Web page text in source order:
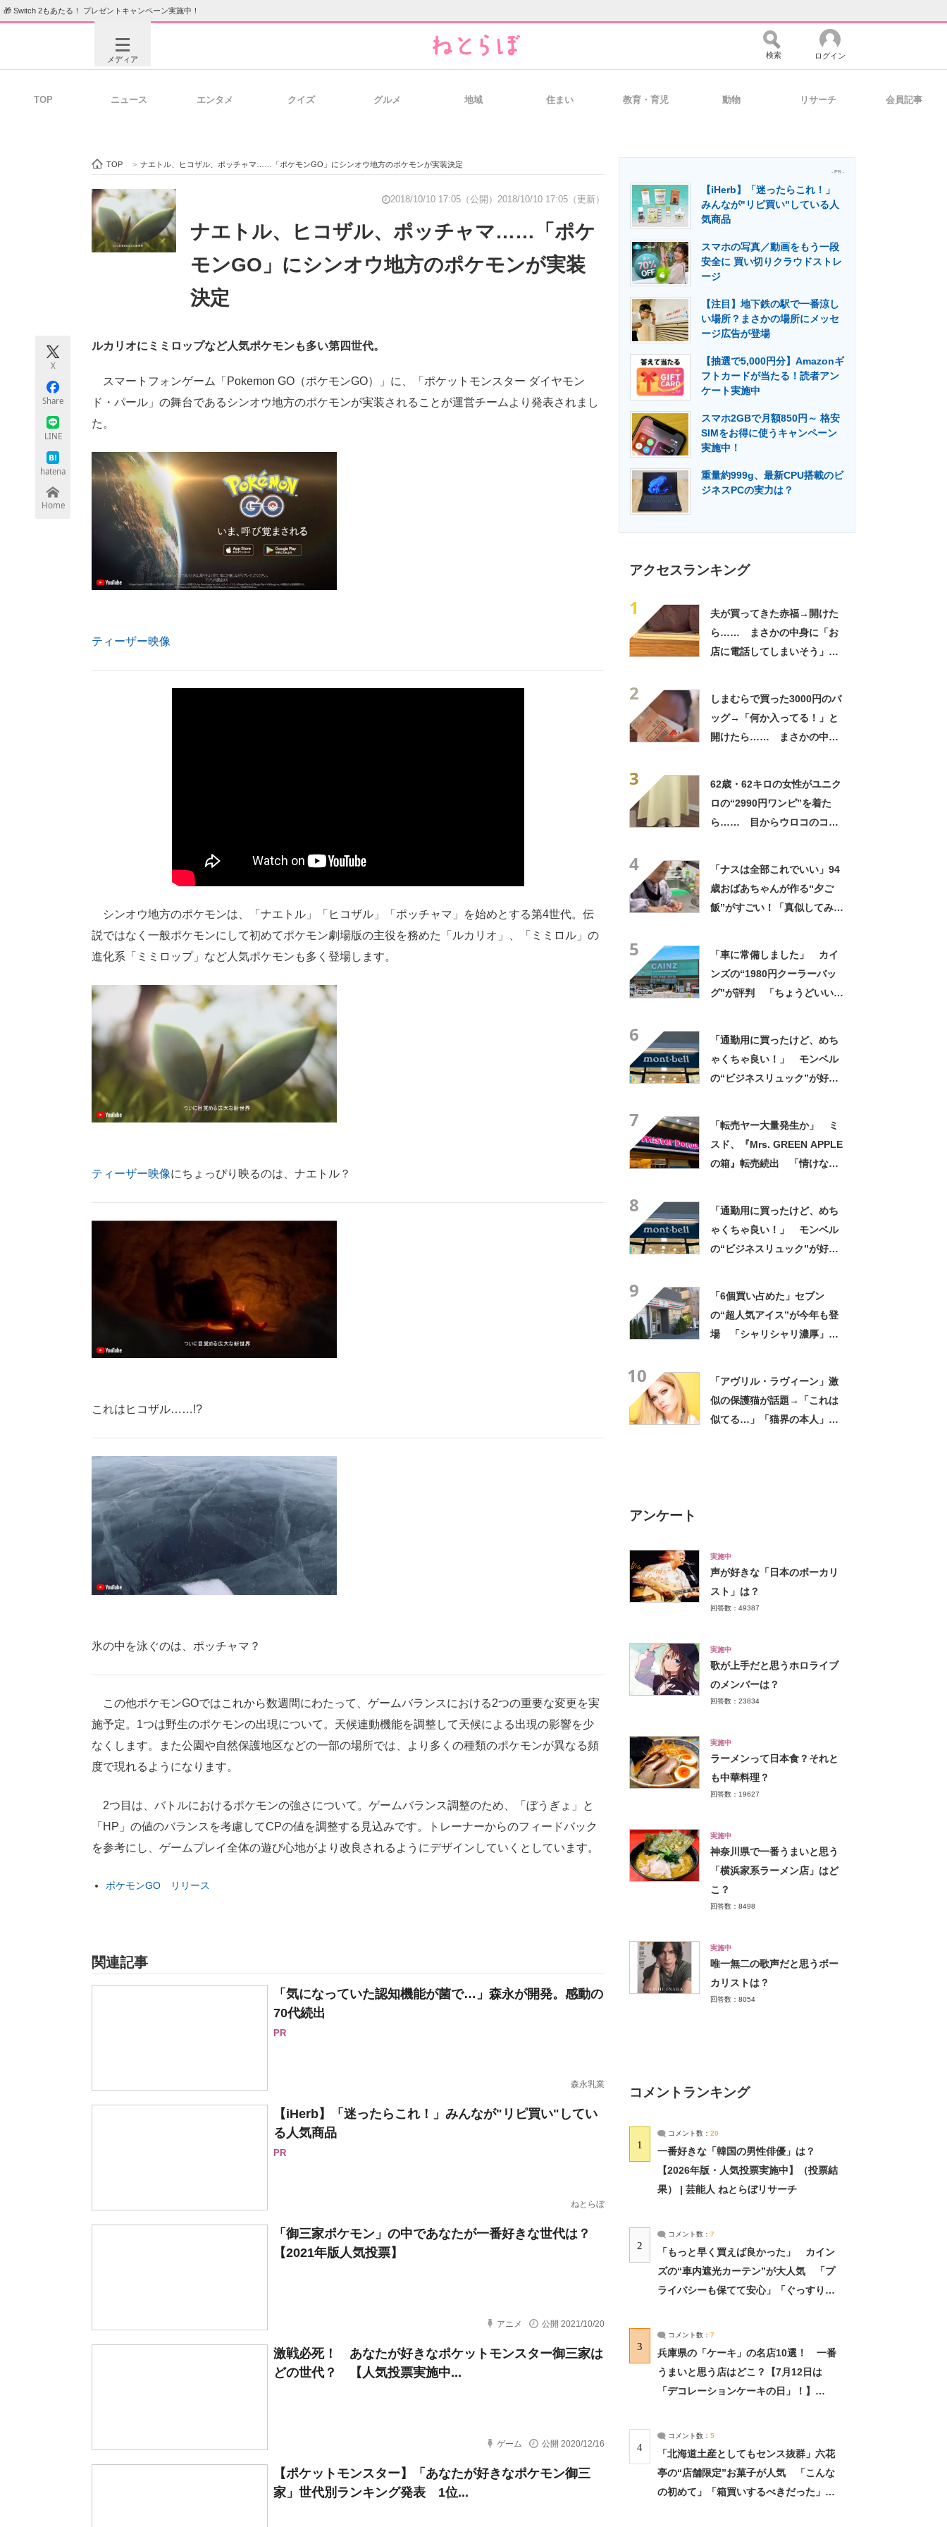
🎁 Switch 2もあたる！ プレゼントキャンペーン実施中！
メディア
ビジネスと働き方のヒント 経営リーダーのコミュニティ マーケ×ITの今がよく分かる
ITエンジニア向け専門サイト 企業向けIT製品の総合サイト IT製品の技術・比較・事例 製造業のIT導入・活用を支援
エネルギーの専門メディア 建設×テクノロジーの最前線
検索 ログイン
TOP ニュース エンタメ クイズ グルメ 地域 住まい 教育・育児 動物 リサーチ 会員記事
TOP > ナエトル、ヒコザル、ポッチャマ……「ポケモンGO」にシンオウ地方のポケモンが実装決定
2018/10/10 17:05（公開） 2018/10/10 17:05（更新）
ナエトル、ヒコザル、ポッチャマ……「ポケ
モンGO」にシンオウ地方のポケモンが実装
決定
X
Share
LINE
hatena
Home
ルカリオにミミロップなど人気ポケモンも多い第四世代。
スマートフォンゲーム「Pokemon GO（ポケモンGO）」に、「ポケットモンスター ダイヤモン
ド・パール」の舞台であるシンオウ地方のポケモンが実装されることが運営チームより発表されまし
た。
ティーザー映像
シンオウ地方のポケモンは、「ナエトル」「ヒコザル」「ポッチャマ」を始めとする第4世代。伝
説ではなく一般ポケモンにして初めてポケモン劇場版の主役を務めた「ルカリオ」、「ミミロル」の
進化系「ミミロップ」など人気ポケモンも多く登場します。
ティーザー映像にちょっぴり映るのは、ナエトル？
これはヒコザル……!?
氷の中を泳ぐのは、ポッチャマ？
この他ポケモンGOではこれから数週間にわたって、ゲームバランスにおける2つの重要な変更を実
施予定。1つは野生のポケモンの出現について。天候連動機能を調整して天候による出現の影響を少
なくします。また公園や自然保護地区などの一部の場所では、より多くの種類のポケモンが異なる頻
度で現れるようになります。
2つ目は、バトルにおけるポケモンの強さについて。ゲームバランス調整のため、「ぼうぎょ」と
「HP」の値のバランスを考慮してCPの値を調整する見込みです。トレーナーからのフィードバック
を参考にし、ゲームプレイ全体の遊び心地がより改良されるようにデザインしていくとしています。
ポケモンGO リリース
関連記事
「気になっていた認知機能が菌で…」森永が開発。感動の
70代続出
PR
森永乳業
【iHerb】「迷ったらこれ！」みんなが"リピ買い"してい
る人気商品
PR
ねとらぼ
「御三家ポケモン」の中であなたが一番好きな世代は？
【2021年版人気投票】
アニメ 公開 2021/10/20
激戦必死！ あなたが好きなポケットモンスター御三家は
どの世代？ 【人気投票実施中...
ゲーム 公開 2020/12/16
【ポケットモンスター】「あなたが好きなポケモン御三
家」世代別ランキング発表 1位...
- PR -
【iHerb】「迷ったらこれ！」
みんなが"リピ買い"している人
気商品
スマホの写真／動画をもう一段
安全に 買い切りクラウドストレ
ージ
【注目】地下鉄の駅で一番涼し
い場所？まさかの場所にメッセ
ージ広告が登場
【抽選で5,000円分】Amazonギ
フトカードが当たる！読者アン
ケート実施中
スマホ2GBで月額850円～ 格安
SIMをお得に使うキャンペーン
実施中！
重量約999g、最新CPU搭載のビ
ジネスPCの実力は？
アクセスランキング
1
夫が買ってきた赤福→開けた
ら…… まさかの中身に「お
店に電話してしまいそう」
2
しまむらで買った3000円のバ
ッグ→「何か入ってる！」と
開けたら…… まさかの中身
3
62歳・62キロの女性がユニク
ロの“2990円ワンピ”を着た
ら…… 目からウロコのコー
4
「ナスは全部これでいい」94
歳おばあちゃんが作る“夕ご
飯”がすごい！「真似してみま
5
「車に常備しました」 カイ
ンズの“1980円クーラーバッ
グ”が評判 「ちょうどいい大
6
「通勤用に買ったけど、めち
ゃくちゃ良い！」 モンベル
の“ビジネスリュック”が好
7
「転売ヤー大量発生か」 ミ
スド、『Mrs. GREEN APPLE
の箱』転売続出 「情けない
8
「通勤用に買ったけど、めち
ゃくちゃ良い！」 モンベル
の“ビジネスリュック”が好
9
「6個買い占めた」セブン
の“超人気アイス”が今年も登
場 「シャリシャリ濃厚」
10
「アヴリル・ラヴィーン」激
似の保護猫が話題→「これは
似てる…」「猫界の本人」
アンケート
実施中
声が好きな「日本のボーカリ
スト」は？
回答数：49387
実施中
歌が上手だと思うホロライブ
のメンバーは？
回答数：23834
実施中
ラーメンって日本食？それと
も中華料理？
回答数：19627
実施中
神奈川県で一番うまいと思う
「横浜家系ラーメン店」はど
こ？
回答数：8498
実施中
唯一無二の歌声だと思うボー
カリストは？
回答数：8054
コメントランキング
1
コメント数： 20
一番好きな「韓国の男性俳優」は？
【2026年版・人気投票実施中】（投票結
果） | 芸能人 ねとらぼリサーチ
2
コメント数： 7
「もっと早く買えば良かった」 カイン
ズの“車内遮光カーテン”が大人気 「プ
ライバシーも保てて安心」「ぐっすり眠
3
コメント数： 7
兵庫県の「ケーキ」の名店10選！ 一番
うまいと思う店はどこ？【7月12日は
「デコレーションケーキの日」！】
4
コメント数： 5
「北海道土産としてもセンス抜群」六花
亭の“店舗限定”お菓子が人気 「こんな
の初めて」「箱買いするべきだった」